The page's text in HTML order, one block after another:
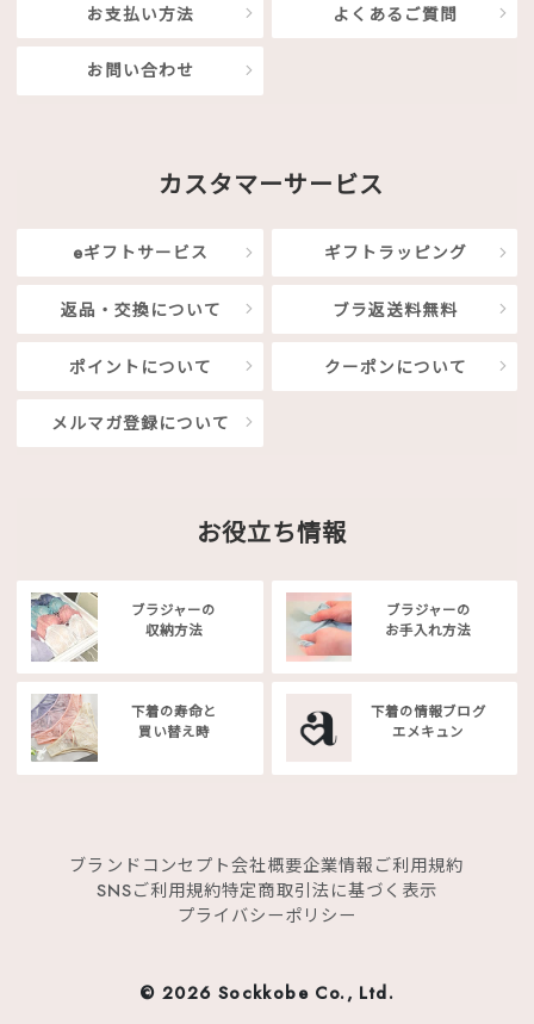
お支払い方法 よくあるご質問
お問い合わせ
カスタマーサービス
eギフトサービス ギフトラッピング
返品・交換について ブラ返送料無料
ポイントについて クーポンについて
メルマガ登録について
お役立ち情報
ブラジャーの
収納方法
ブラジャーの
お手入れ方法
下着の寿命と
買い替え時
下着の情報ブログ
エメキュン
ブランドコンセプト会社概要企業情報 ご利用規約
SNSご利用規約特定商取引法に基づく表示
プライバシーポリシー
© 2026 Sockkobe Co., Ltd.